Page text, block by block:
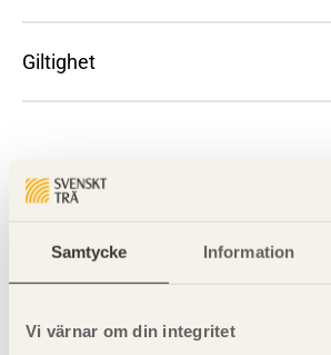
Samtycke Information
Vi värnar om din integritet
Giltighet